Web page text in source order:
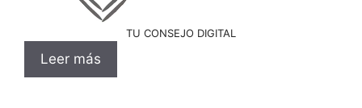
TU CONSEJO DIGITAL
Leer más